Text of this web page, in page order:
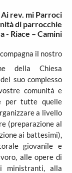
Ai rev. mi Parroci
di parrocchie
- Riace – Camini
il nostro
della Chiesa
suo complesso
comunità e
per tutte quelle
a livello
(preparazione al
ai battesimi),
giovanile e
alle opere di
ministranti, alla